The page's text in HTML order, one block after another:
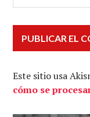
Este sitio usa
cómo se